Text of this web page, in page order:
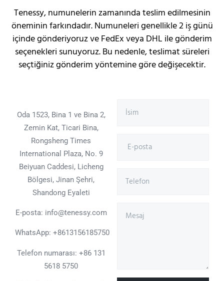
Tenessy, numunelerin zamanında teslim edilmesinin
öneminin farkındadır. Numuneleri genellikle 2 iş günü
içinde gönderiyoruz ve FedEx veya DHL ile gönderim
seçenekleri sunuyoruz. Bu nedenle, teslimat süreleri
seçtiğiniz gönderim yöntemine göre değişecektir.
Oda 1523, Bina 1 ve Bina 2,
Zemin Kat, Ticari Bina,
Rongsheng Times
International Plaza, No. 9
Beiyuan Caddesi, Licheng
Bölgesi, Jinan Şehri,
Shandong Eyaleti
E-posta: info@tenessy.com
WhatsApp: +8613156185750
Telefon numarası: +86 131
5618 5750